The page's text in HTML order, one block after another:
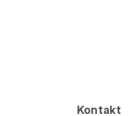
Kontakt